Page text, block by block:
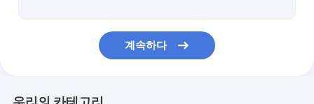
식품 포장 공급
계속하다